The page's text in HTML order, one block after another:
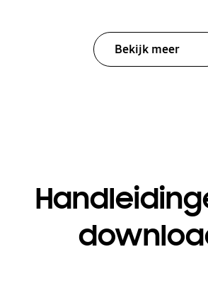
Bekijk meer